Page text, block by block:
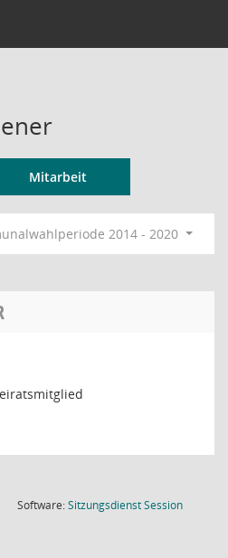
Mitarbeit
2014 - 2020
Software:SitzungsdienstSession(Wird in